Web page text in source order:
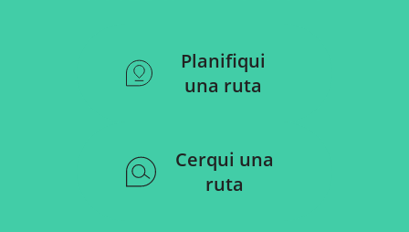
Planifiqui
una ruta
Cerqui una
ruta